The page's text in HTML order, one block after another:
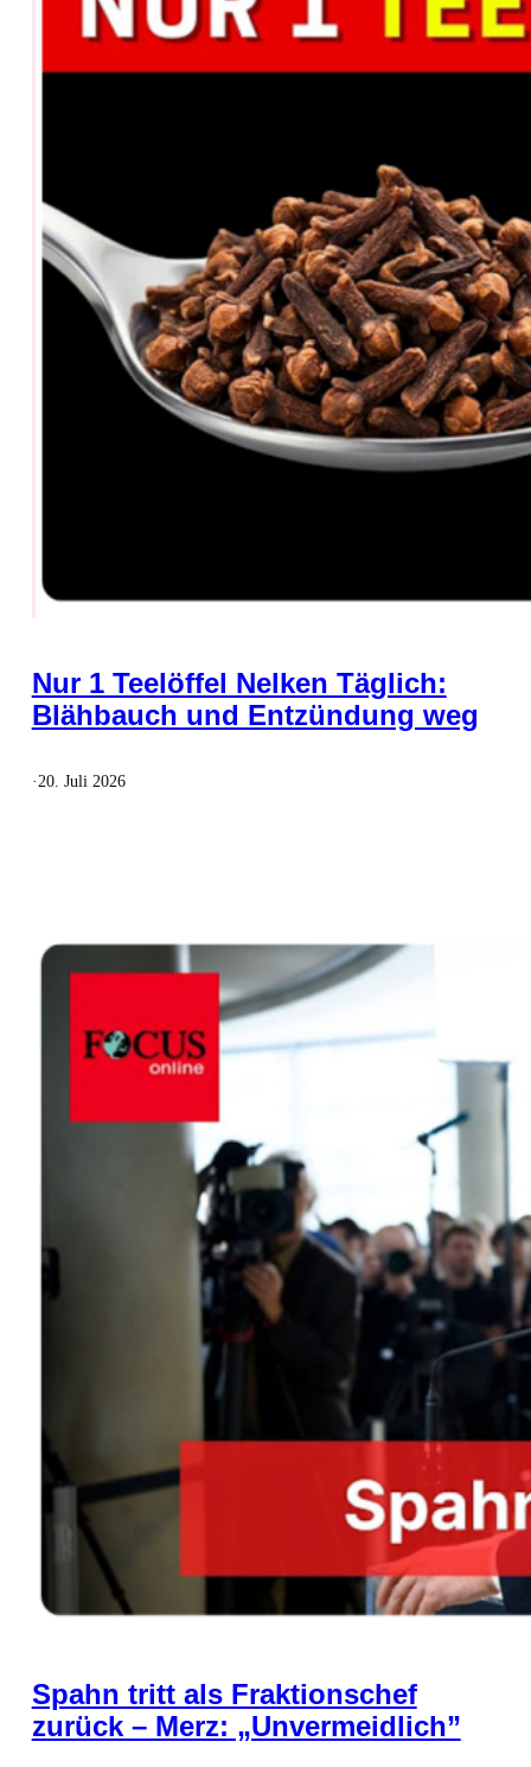
Nur 1 Teelöffel Nelken Täglich:
Blähbauch und Entzündung weg
· 20. Juli 2026
Spahn tritt als Fraktionschef
zurück – Merz: „Unvermeidlich”